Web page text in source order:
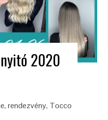
2020
,rendezvény, Tocco